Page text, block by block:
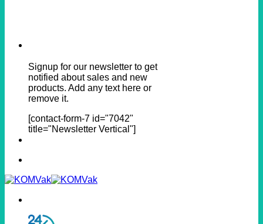
Signup for our newsletter to get
notified about sales and new
products. Add any text here or
remove it.
[contact-form-7 id="7042"
title="Newsletter Vertical"]